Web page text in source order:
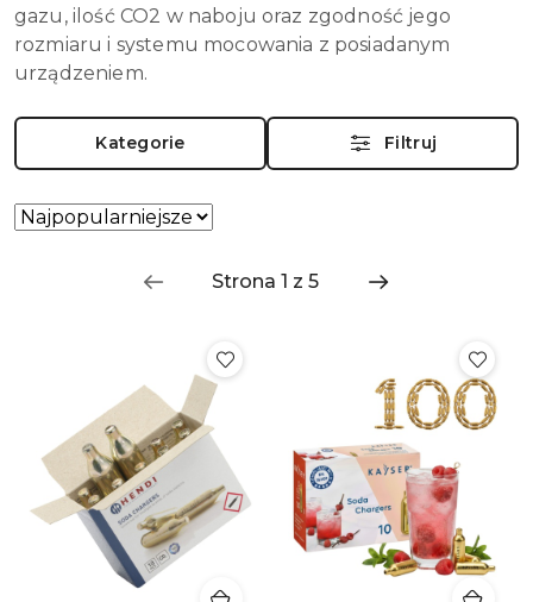
gazu, ilość CO2 w naboju oraz zgodność jego
rozmiaru i systemu mocowania z posiadanym
urządzeniem.
Kategorie Filtruj
Zastosowano
Najpopularniejsze.
Sortuj